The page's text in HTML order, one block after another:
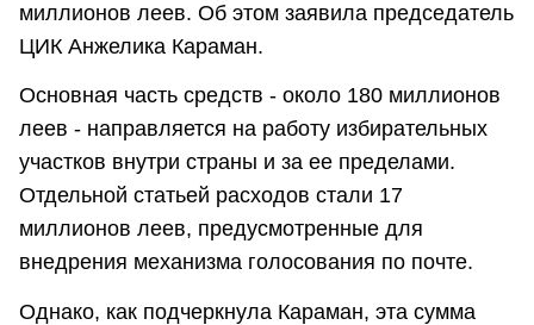
миллионов леев. Об этом заявила председатель
ЦИК Анжелика Караман.
Основная часть средств - около 180 миллионов
леев - направляется на работу избирательных
участков внутри страны и за ее пределами.
Отдельной статьей расходов стали 17
миллионов леев, предусмотренные для
внедрения механизма голосования по почте.
Однако, как подчеркнула Караман, эта сумма